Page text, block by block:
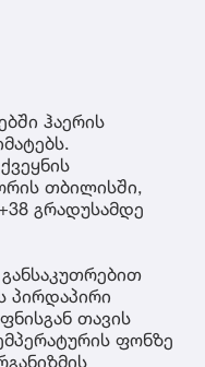
ჰაერის
თბილისში,
გრადუსამდე
პირდაპირი
თავის
ფონზე